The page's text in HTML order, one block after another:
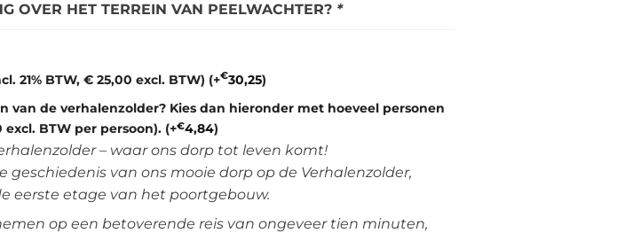
OVER HET TERREIN VAN PEELWACHTER? *
21% BTW, € 25,00 excl. BTW) (+€30,25)
van de verhalenzolder? Kies dan hieronder met hoeveel personen
BTW per persoon). (+€4,84)
– waar ons dorp tot leven komt!
geschiedenis van ons mooie dorp op de Verhalenzolder,
eerste etage van het poortgebouw.
op een betoverende reis van ongeveer tien minuten,